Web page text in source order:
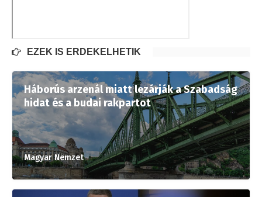
EZEK IS ÉRDEKELHETIK
Háborús arzenál miatt lezárják a Szabadság
hidat és a budai rakpartot
Magyar Nemzet